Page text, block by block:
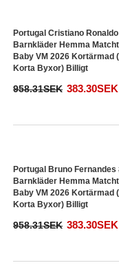
Barnkläder Hemma
Baby VM 2026 Kortärmad
Korta Byxor) Billigt